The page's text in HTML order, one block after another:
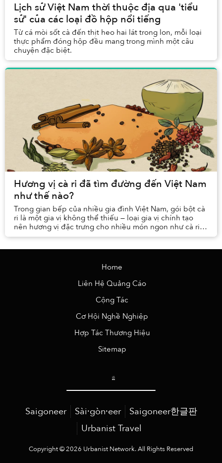
Lịch sử Việt Nam thời thuộc địa qua 'tiểu
sử' của các loại đồ hộp nổi tiếng
Từ cá mòi sốt cà đến thịt heo hai lát trong lon, mỗi loại
thực phẩm đóng hộp đều mang trong mình một câu
chuyện đặc biệt.
Hương vị cà ri đã tìm đường đến Việt Nam
như thế nào?
Trong gian bếp của nhiều gia đình Việt Nam, gói bột cà
ri là một gia vị không thể thiếu — loại gia vị chính tạo
nên hương vị đặc trưng cho nhiều món ngon như cà ri
gà hay cà ri chay.
Home
Liên Hệ Quảng Cáo
Cộng Tác
Cơ Hội Nghề Nghiệp
Hợp Tác Thương Hiệu
Sitemap
Saigoneer Sài·gòn·eer
Saigoneer한글판
Urbanist Travel
Copyright © 2026 Urbanist Network. All Rights Reserved